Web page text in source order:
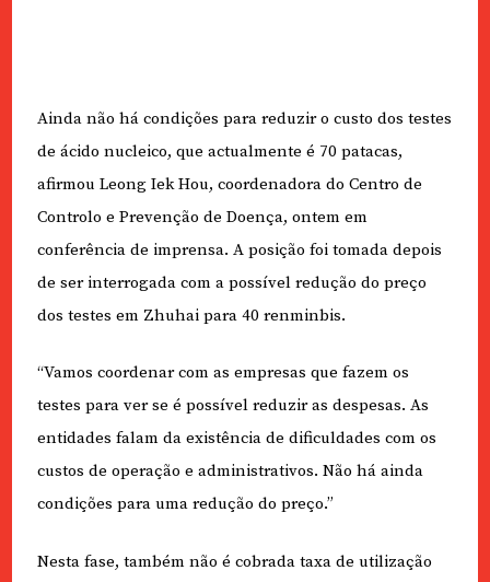
Ainda não há condições para reduzir o custo dos testes
de ácido nucleico, que actualmente é 70 patacas,
afirmou Leong Iek Hou, coordenadora do Centro de
Controlo e Prevenção de Doença, ontem em
conferência de imprensa. A posição foi tomada depois
de ser interrogada com a possível redução do preço
dos testes em Zhuhai para 40 renminbis.
“Vamos coordenar com as empresas que fazem os
testes para ver se é possível reduzir as despesas. As
entidades falam da existência de dificuldades com os
custos de operação e administrativos. Não há ainda
condições para uma redução do preço.”
Nesta fase, também não é cobrada taxa de utilização